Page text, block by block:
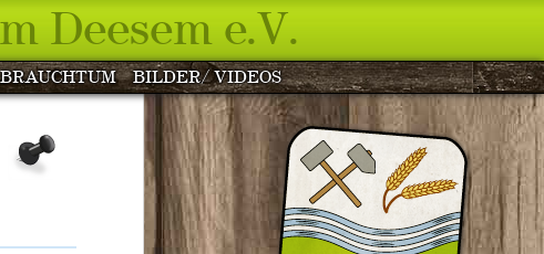
Deesem e.V.
BRAUCHTUM BILDER/ VIDEOS